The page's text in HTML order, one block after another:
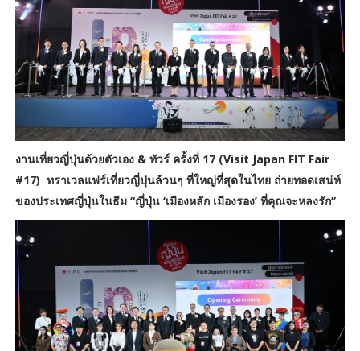
งานเที่ยวญี่ปุ่นด้วยตัวเอง & ทัวร์ ครั้งที่ 17 (Visit Japan FIT Fair
#17) ทราเวลแฟร์เที่ยวญี่ปุ่นล้วนๆ ที่ใหญ่ที่สุดในไทย​ ถ่ายทอดเสน่ห์
ของประเทศญี่ปุ่นในธีม “ญี่ปุ่น ‘เมืองหลัก เมืองรอง’ ที่คุณจะหลงรัก”